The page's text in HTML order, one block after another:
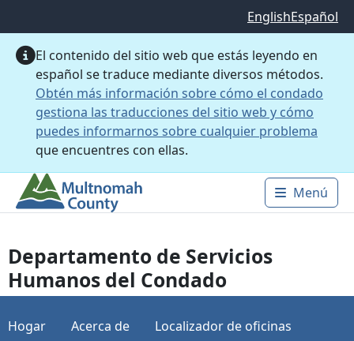
EnglishEspañol
El contenido del sitio web que estás leyendo en
español se traduce mediante diversos métodos.
Obtén más información sobre cómo el condado
gestiona las traducciones del sitio web y cómo
puedes informarnos sobre cualquier problema
que encuentres con ellas.
Main
Menú
Departamento de Servicios
Humanos del Condado
Hogar Acerca de Localizador de oficinas